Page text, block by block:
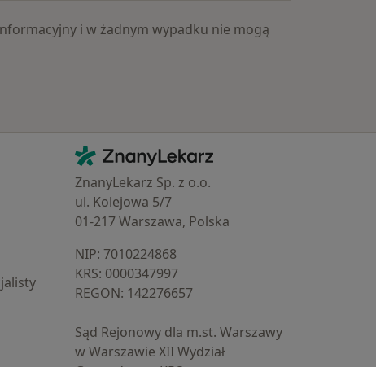
i w żadnym wypadku nie mogą
Kontakt
ZnanyLekarz - Strona główna
ZnanyLekarz Sp. z o.o.
ul. Kolejowa 5/7
01-217 Warszawa, Polska
NIP: ⁠7010224868
KRS: ⁠0000347997
REGON: ⁠142276657
Sąd Rejonowy dla m.st. Warszawy
w Warszawie XII Wydział